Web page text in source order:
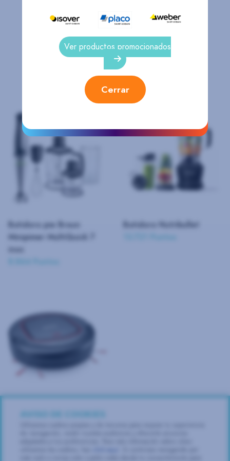
Productos Relacionados
Batidora pie Braun
Minipimer MultiQuick 7
inox
Batidora Nutribullet
Robot aspirador Severin
AVISO DE COOKIES
Ver productos promocionados
Cerrar